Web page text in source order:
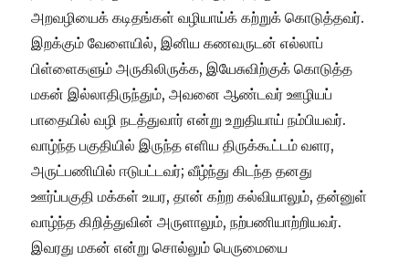
அறவழியைக் கடிதங்கள் வழியாய்க் கற்றுக் கொடுத்தவர்.
இறக்கும் வேளையில், இனிய கணவருடன் எல்லாப்
பிள்ளைகளும் அருகிலிருக்க, இயேசுவிற்குக் கொடுத்த
மகன் இல்லாதிருந்தும், அவனை ஆண்டவர் ஊழியப்
பாதையில் வழி நடத்துவார் என்று உறுதியாய் நம்பியவர்.
வாழ்ந்த பகுதியில் இருந்த எளிய திருக்கூட்டம் வளர,
அருட்பணியில் ஈடுபட்டவர்; வீழ்ந்து கிடந்த தனது
ஊர்ப்பகுதி மக்கள் உயர, தான் கற்ற கல்வியாலும், தன்னுள்
வாழ்ந்த கிறித்துவின் அருளாலும், நற்பணியாற்றியவர்.
இவரது மகன் என்று சொல்லும் பெருமையை